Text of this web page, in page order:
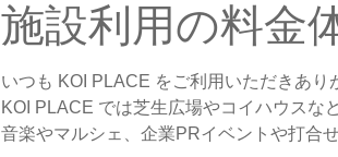
施設利用の料金
いつも KOI PLACE をご利用いただきあり
KOI PLACE では芝生広場やコイハウスな
音楽やマルシェ、企業PRイベントや打合